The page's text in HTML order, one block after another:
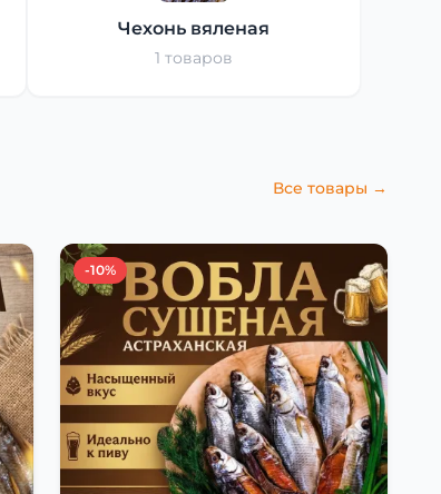
Чехонь вяленая
1 товаров
Все товары →
-10%